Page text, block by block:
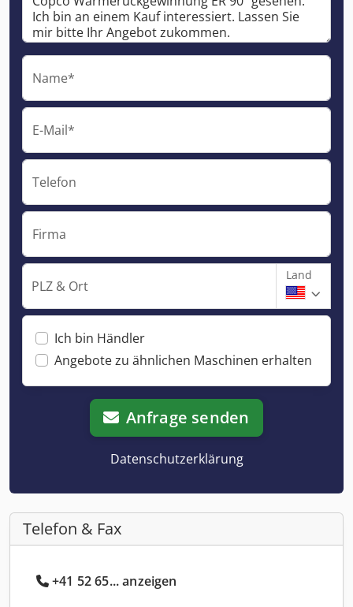
Name*
E-Mail*
Telefon
Firma
PLZ & Ort
Land
Ich bin Händler
Angebote zu ähnlichen Maschinen erhalten
Anfrage senden
Datenschutzerklärung
Telefon & Fax
+41 52 65... anzeigen